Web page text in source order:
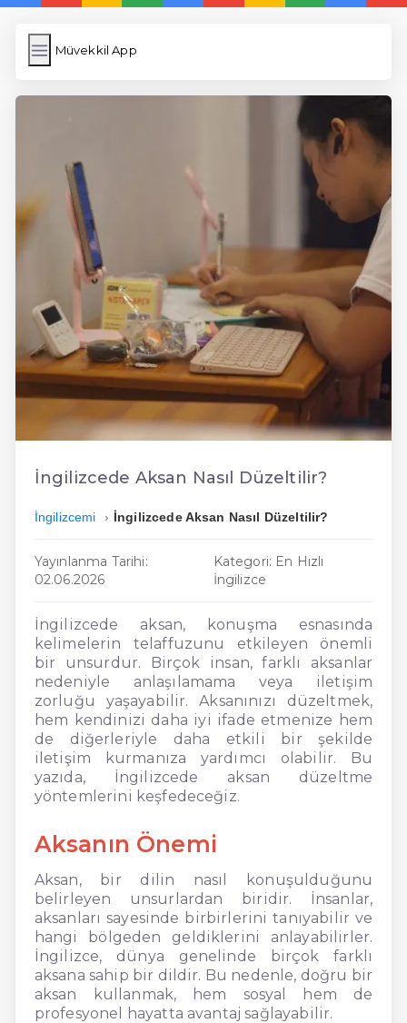
Müvekkil App
Müvekkil App
Wordpress Cache
Anasayfa
5 Günde İngilizce
İngilizce
Dil Eğitimi
En Hızlı İngilizce
En Kolay İngilizce
En Ucuz İngilizce
En Uygun İngilizce
Hızlı İngilizce
İngilizcede Aksan Nasıl Düzeltilir?
İngilizcemi İngilizcede Aksan Nasıl Düzeltilir?
Yayınlanma Tarihi:
02.06.2026
Kategori: En Hızlı
İngilizce
İngilizcede aksan, konuşma esnasında
kelimelerin telaffuzunu etkileyen önemli
bir unsurdur. Birçok insan, farklı aksanlar
nedeniyle anlaşılamama veya iletişim
zorluğu yaşayabilir. Aksanınızı düzeltmek,
hem kendinizi daha iyi ifade etmenize hem
de diğerleriyle daha etkili bir şekilde
iletişim kurmanıza yardımcı olabilir. Bu
yazıda, İngilizcede aksan düzeltme
yöntemlerini keşfedeceğiz.
Aksanın Önemi
Aksan, bir dilin nasıl konuşulduğunu
belirleyen unsurlardan biridir. İnsanlar,
aksanları sayesinde birbirlerini tanıyabilir ve
hangi bölgeden geldiklerini anlayabilirler.
İngilizce, dünya genelinde birçok farklı
aksana sahip bir dildir. Bu nedenle, doğru bir
aksan kullanmak, hem sosyal hem de
profesyonel hayatta avantaj sağlayabilir.